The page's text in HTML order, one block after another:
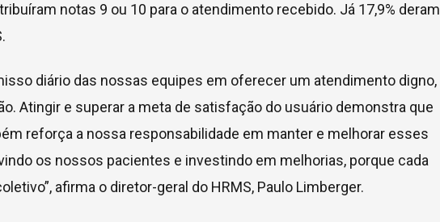
notas 9 ou 10 para o atendimento recebido. Já 17,9% deram
diário das nossas equipes em oferecer um atendimento digno,
Atingir e superar a meta de satisfação do usuário demonstra que
reforça a nossa responsabilidade em manter e melhorar esses
os nossos pacientes e investindo em melhorias, porque cada
afirma o diretor-geral do HRMS, Paulo Limberger.